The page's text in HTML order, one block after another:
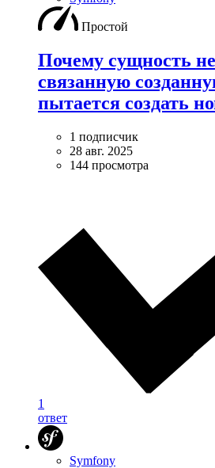
Простой
Почему сущность
связанную
пытается создать
1 подписчик
28 авг. 2025
144 просмотра
1
ответ
Symfony